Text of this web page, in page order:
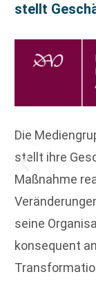
stellt
Die
stellt ihre
Maßnahme
seine
konsequent